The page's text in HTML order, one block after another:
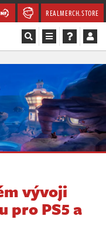
REALMERCH.STORE
vývoji
PS5 a